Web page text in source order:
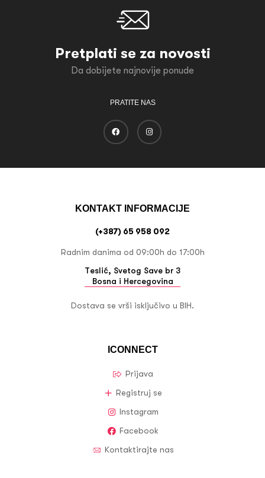
Pretplati se za novosti
Da dobijete najnovije ponude
PRATITE NAS
ICONNECT
Prijava
Registruj se
Instagram
Facebook
Kontaktirajte nas
KONTAKT INFORMACIJE
(+387) 65 958 092
Radnim danima od 09:00h do 17:00h
Teslić, Svetog Save br 3
Bosna i Hercegovina
Dostava se vrši isključivo u BIH.